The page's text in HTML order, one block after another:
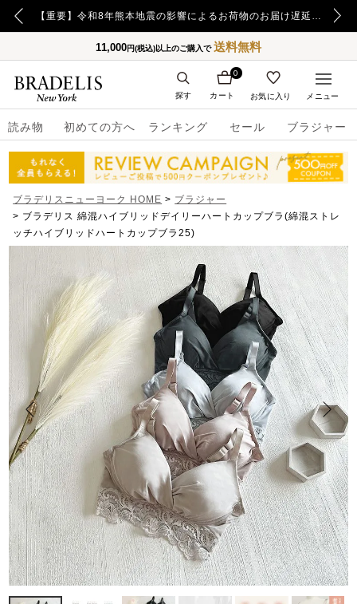
【重要】日本郵便の障害による配送への影響についてのお詫び 【重要】令和8年熊本地震の影響によるお荷物のお届け遅延について
11,000円(税込)以上のご購入で送料無料
読み物 初めての方へ ランキング セール ブラジャー
カート
0
お気に入り
探す メニュー
ブラデリスニューヨーク HOME
ブラジャー
ブラデリス 綿混ハイブリッドデイリーハートカップブラ(綿混ストレ
ッチハイブリッドハートカップブラ25)